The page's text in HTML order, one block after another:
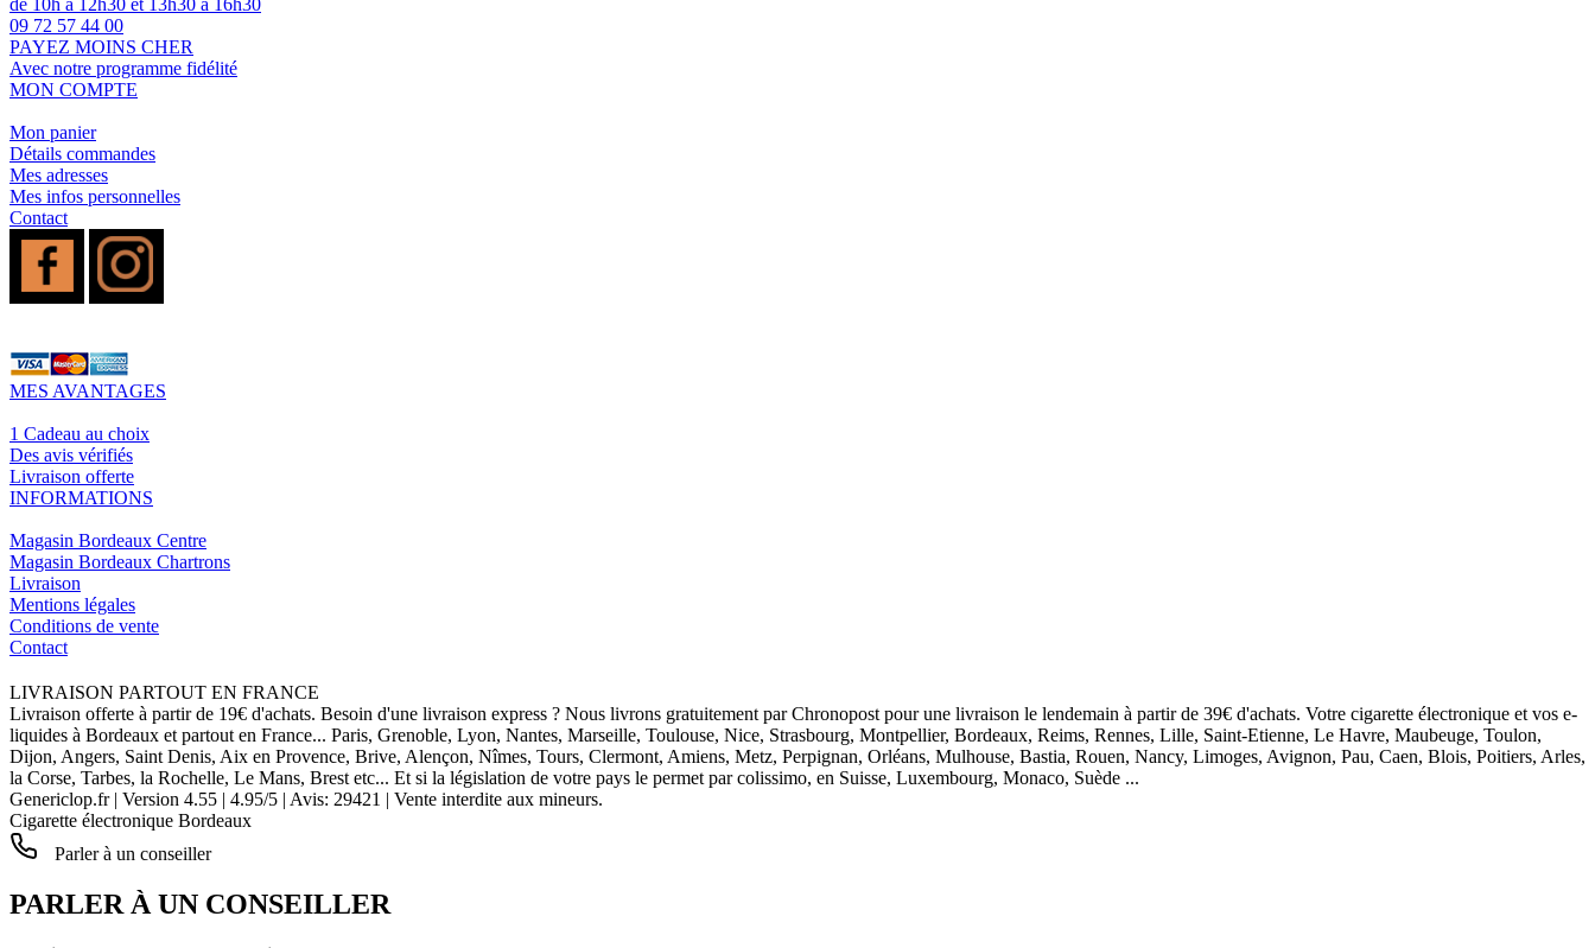
09 72 57 44 00
PAYEZ MOINS CHER
Avec notre programme fidélité
MON COMPTE
Mon panier
Détails commandes
Mes adresses
Mes infos personnelles
Contact
MES AVANTAGES
1 Cadeau au choix
Des avis vérifiés
Livraison offerte
INFORMATIONS
Magasin Bordeaux Centre
Magasin Bordeaux Chartrons
Livraison
Mentions légales
Conditions de vente
Contact
LIVRAISON PARTOUT EN FRANCE
Livraison offerte à partir de 19€ d'achats. Besoin d'une livraison express ? Nous livrons gratuitement par Chronopost pour une livraison le lendemain à partir de 39€ d'achats. Votre cigarette électronique et vos e-
liquides à Bordeaux et partout en France... Paris, Grenoble, Lyon, Nantes, Marseille, Toulouse, Nice, Strasbourg, Montpellier, Bordeaux, Reims, Rennes, Lille, Saint-Etienne, Le Havre, Maubeuge, Toulon,
Dijon, Angers, Saint Denis, Aix en Provence, Brive, Alençon, Nîmes, Tours, Clermont, Amiens, Metz, Perpignan, Orléans, Mulhouse, Bastia, Rouen, Nancy, Limoges, Avignon, Pau, Caen, Blois, Poitiers, Arles,
la Corse, Tarbes, la Rochelle, Le Mans, Brest etc... Et si la législation de votre pays le permet par colissimo, en Suisse, Luxembourg, Monaco, Suède ...
Genericlop.fr| Version 4.55 | 4.95/5 | Avis: 29421 | Vente interdite aux mineurs.
Cigarette électronique Bordeaux
Parler à un conseiller
PARLER À UN CONSEILLER